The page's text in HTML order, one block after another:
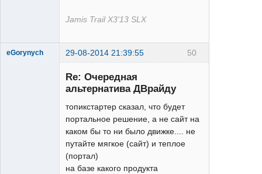
Jamis Trail X3'13 SLX
50
eGorynych 29-08-2014 21:39:55
Re: Очередная
альтернатива ДВрайду
топикстартер сказал, что будет
портальное решение, а не сайт на
каком бы то ни было движке.... не
путайте мягкое (сайт) и теплое
(портал)
на базе какого продукта